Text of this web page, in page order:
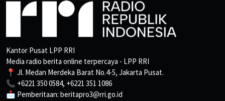
Kantor Pusat LPP RRI
Media radio berita online terpercaya - LPP RRI
📍 Jl. Medan Merdeka Barat No.4-5, Jakarta Pusat.
📞 +6221 350 0584, +6221 351 1086
📩 Pemberitaan: beritapro3@rri.go.id